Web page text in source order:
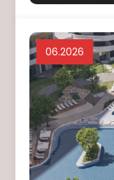
06.2026